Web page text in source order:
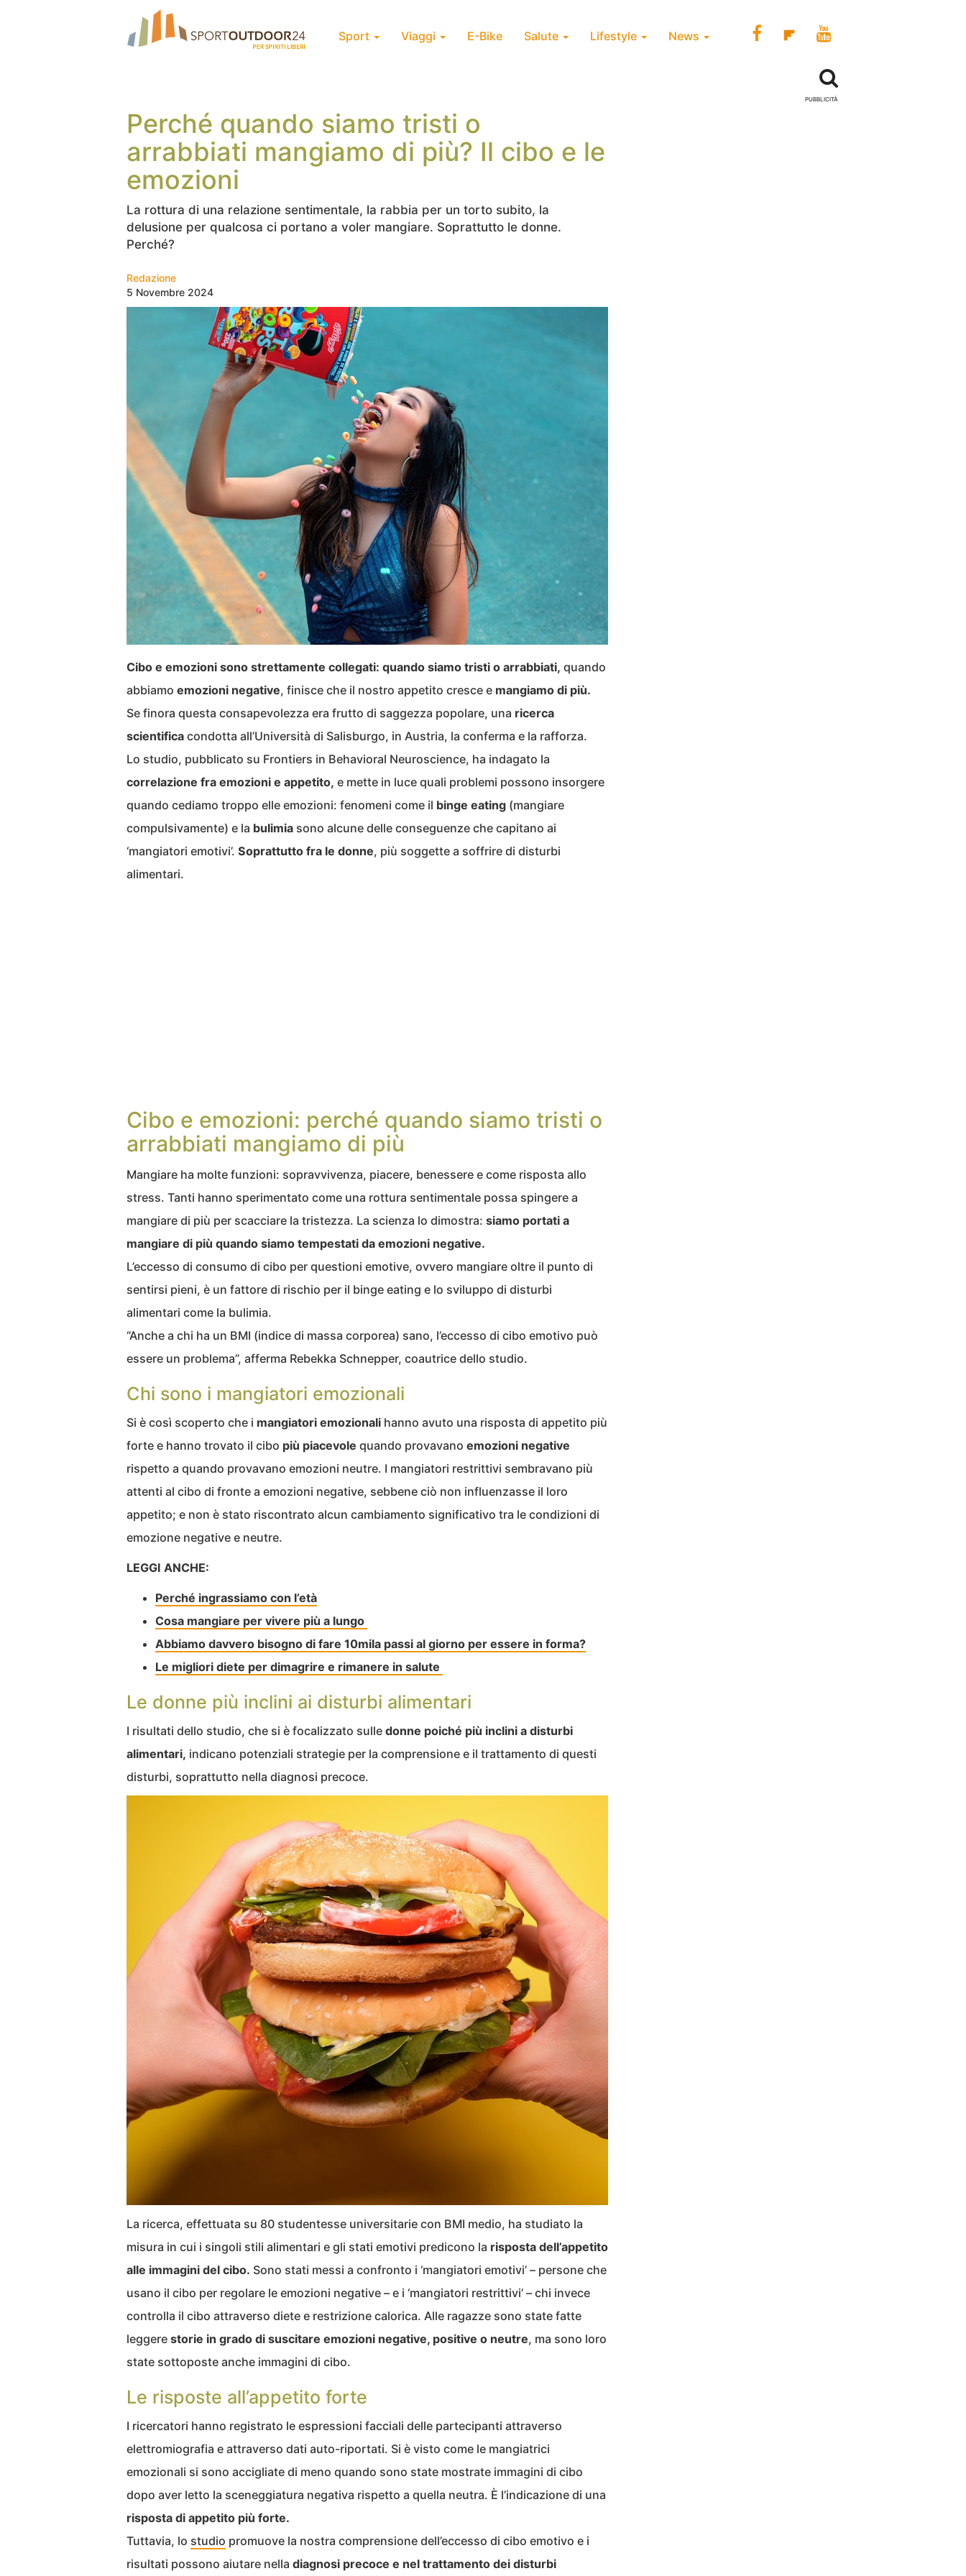
Sport Viaggi E-Bike Salute Lifestyle News
Perché quando siamo tristi o
arrabbiati mangiamo di più? Il cibo e le
emozioni
La rottura di una relazione sentimentale, la rabbia per un torto subito, la
delusione per qualcosa ci portano a voler mangiare. Soprattutto le donne.
Perché?
Redazione
5 Novembre 2024
Cibo e emozioni sono strettamente collegati: quando siamo tristi o arrabbiati, quando
abbiamo emozioni negative, finisce che il nostro appetito cresce e mangiamo di più.
Se finora questa consapevolezza era frutto di saggezza popolare, una ricerca
scientifica condotta all’Università di Salisburgo, in Austria, la conferma e la rafforza.
Lo studio, pubblicato su Frontiers in Behavioral Neuroscience, ha indagato la
correlazione fra emozioni e appetito, e mette in luce quali problemi possono insorgere
quando cediamo troppo elle emozioni: fenomeni come il binge eating (mangiare
compulsivamente) e la bulimia sono alcune delle conseguenze che capitano ai
‘mangiatori emotivi’. Soprattutto fra le donne, più soggette a soffrire di disturbi
alimentari.
Cibo e emozioni: perché quando siamo tristi o
arrabbiati mangiamo di più
Mangiare ha molte funzioni: sopravvivenza, piacere, benessere e come risposta allo
stress. Tanti hanno sperimentato come una rottura sentimentale possa spingere a
mangiare di più per scacciare la tristezza. La scienza lo dimostra: siamo portati a
mangiare di più quando siamo tempestati da emozioni negative.
L’eccesso di consumo di cibo per questioni emotive, ovvero mangiare oltre il punto di
sentirsi pieni, è un fattore di rischio per il binge eating e lo sviluppo di disturbi
alimentari come la bulimia.
“Anche a chi ha un BMI (indice di massa corporea) sano, l’eccesso di cibo emotivo può
essere un problema”, afferma Rebekka Schnepper, coautrice dello studio.
Chi sono i mangiatori emozionali
Si è così scoperto che i mangiatori emozionali hanno avuto una risposta di appetito più
forte e hanno trovato il cibo più piacevole quando provavano emozioni negative
rispetto a quando provavano emozioni neutre. I mangiatori restrittivi sembravano più
attenti al cibo di fronte a emozioni negative, sebbene ciò non influenzasse il loro
appetito; e non è stato riscontrato alcun cambiamento significativo tra le condizioni di
emozione negative e neutre.
LEGGI ANCHE:
Perché ingrassiamo con l’età
Cosa mangiare per vivere più a lungo
Abbiamo davvero bisogno di fare 10mila passi al giorno per essere in forma?
Le migliori diete per dimagrire e rimanere in salute
Le donne più inclini ai disturbi alimentari
I risultati dello studio, che si è focalizzato sulle donne poiché più inclini a disturbi
alimentari, indicano potenziali strategie per la comprensione e il trattamento di questi
disturbi, soprattutto nella diagnosi precoce.
La ricerca, effettuata su 80 studentesse universitarie con BMI medio, ha studiato la
misura in cui i singoli stili alimentari e gli stati emotivi predicono la risposta dell’appetito
alle immagini del cibo. Sono stati messi a confronto i ‘mangiatori emotivi’ – persone che
usano il cibo per regolare le emozioni negative – e i ‘mangiatori restrittivi’ – chi invece
controlla il cibo attraverso diete e restrizione calorica. Alle ragazze sono state fatte
leggere storie in grado di suscitare emozioni negative, positive o neutre, ma sono loro
state sottoposte anche immagini di cibo.
Le risposte all’appetito forte
I ricercatori hanno registrato le espressioni facciali delle partecipanti attraverso
elettromiografia e attraverso dati auto-riportati. Si è visto come le mangiatrici
emozionali si sono accigliate di meno quando sono state mostrate immagini di cibo
dopo aver letto la sceneggiatura negativa rispetto a quella neutra. È l’indicazione di una
risposta di appetito più forte.
Tuttavia, lo studio promuove la nostra comprensione dell’eccesso di cibo emotivo e i
risultati possono aiutare nella diagnosi precoce e nel trattamento dei disturbi
PUBBLICITÀ